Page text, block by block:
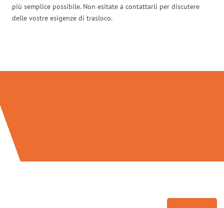
più semplice possibile. Non esitate a contattarli per discutere
delle vostre esigenze di trasloco.